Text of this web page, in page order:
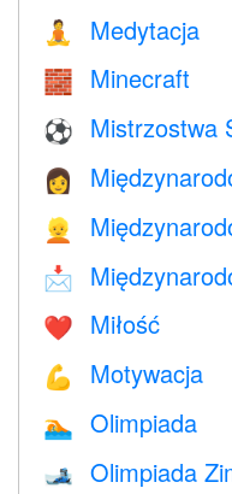
🧘 Medytacja
🧱 Minecraft
⚽ Mistrzostwa
👩
👱
📩
❤️️ Miłość
💪 Motywacja
🏊 Olimpiada
🎿 Olimpiada